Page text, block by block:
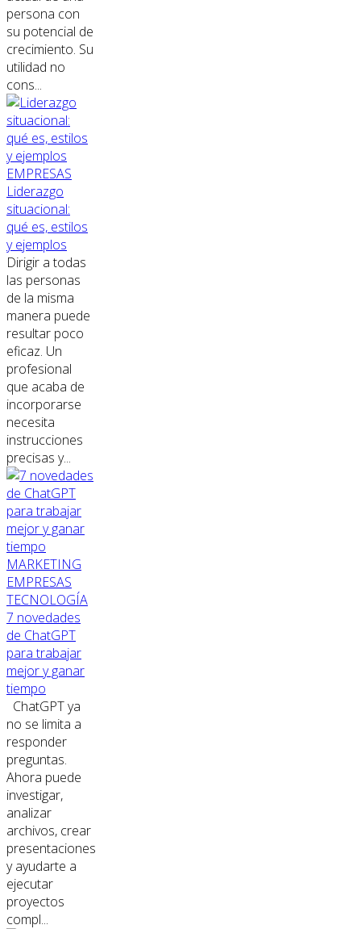
persona con
su potencial de
crecimiento. Su
utilidad no
cons...
EMPRESAS
Liderazgo
situacional:
qué es, estilos
y ejemplos
Dirigir a todas
las personas
de la misma
manera puede
resultar poco
eficaz. Un
profesional
que acaba de
incorporarse
necesita
instrucciones
precisas y...
MARKETING
EMPRESAS
TECNOLOGÍA
7 novedades
de ChatGPT
para trabajar
mejor y ganar
tiempo
ChatGPT ya
no se limita a
responder
preguntas.
Ahora puede
investigar,
analizar
archivos, crear
presentaciones
y ayudarte a
ejecutar
proyectos
compl...